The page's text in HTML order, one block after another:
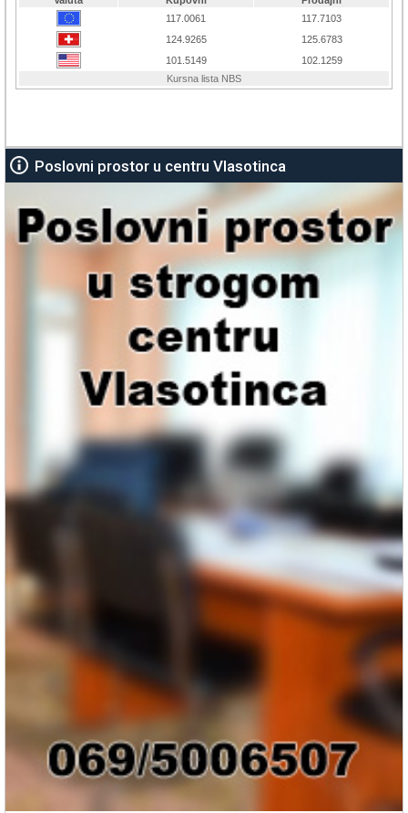
Poslovni prostor u centru Vlasotinca